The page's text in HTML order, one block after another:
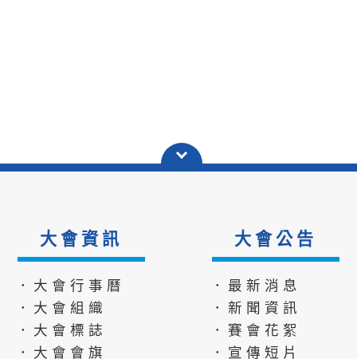
大會資訊
．大會行事曆
．大會組織
．大會標誌
．大會會旗
大會公告
．最新消息
．新聞資訊
．賽會花絮
．宣傳短片